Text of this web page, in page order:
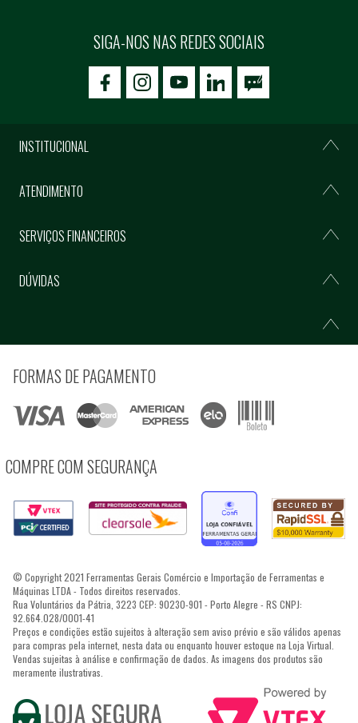
SIGA-NOS NAS REDES SOCIAIS
icon-facebookicon-social02icon-social03
INSTITUCIONAL
ATENDIMENTO
SERVIÇOS FINANCEIROS
DÚVIDAS
FORMAS DE PAGAMENTO
COMPRE COM SEGURANÇA
© Copyright 2021 Ferramentas Gerais Comércio e Importação de Ferramentas e
Máquinas LTDA - Todos direitos reservados.
Rua Voluntários da Pátria, 3223 CEP: 90230-901 - Porto Alegre - RS CNPJ:
92.664.028/0001-41
Preços e condições estão sujeitos à alteração sem aviso prévio e são válidos apenas
para compras pela internet, nesta data ou enquanto houver estoque na Loja Virtual.
Vendas sujeitas à análise e confirmação de dados. As imagens dos produtos são
meramente ilustrativas.